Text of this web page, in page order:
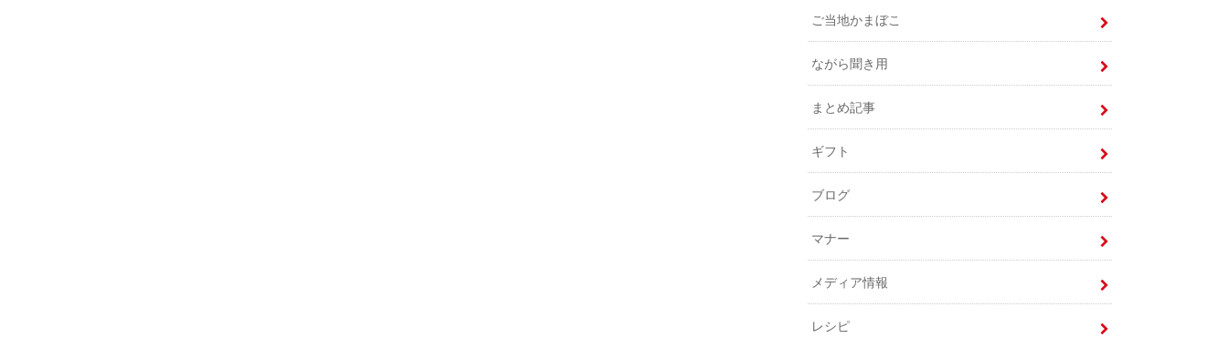
ご当地かまぼこ
ながら聞き用
まとめ記事
ギフト
ブログ
マナー
メディア情報
レシピ